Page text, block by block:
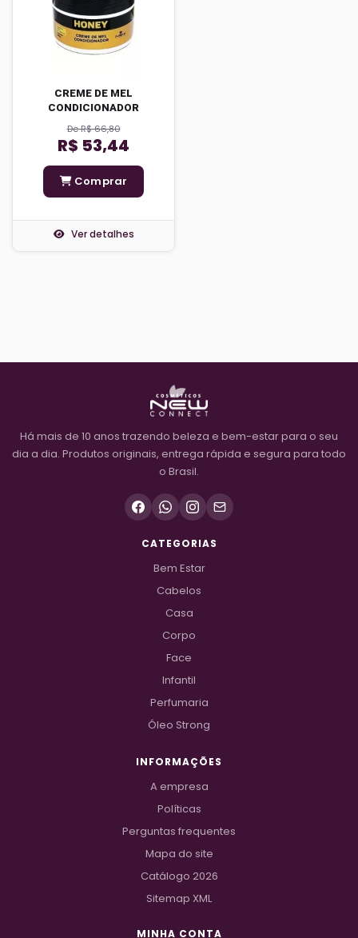
CREME DE MEL
CONDICIONADOR
De R$ 66,80
R$ 53,44
Comprar
Ver detalhes
Há mais de 10 anos trazendo beleza e bem-estar para o seu
dia a dia. Produtos originais, entrega rápida e segura para todo
o Brasil.
CATEGORIAS
Bem Estar
Cabelos
Casa
Corpo
Face
Infantil
Perfumaria
Óleo Strong
INFORMAÇÕES
A empresa
Políticas
Perguntas frequentes
Mapa do site
Catálogo 2026
Sitemap XML
MINHA CONTA